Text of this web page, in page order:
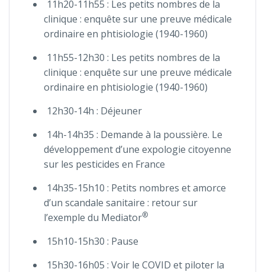
11h20-11h55 : Les petits nombres de la
clinique : enquête sur une preuve médicale
ordinaire en phtisiologie (1940-1960)
11h55-12h30 : Les petits nombres de la
clinique : enquête sur une preuve médicale
ordinaire en phtisiologie (1940-1960)
12h30-14h : Déjeuner
14h-14h35 : Demande à la poussière. Le
développement d’une expologie citoyenne
sur les pesticides en France
14h35-15h10 : Petits nombres et amorce
d’un scandale sanitaire : retour sur
l’exemple du Mediator®
15h10-15h30 : Pause
15h30-16h05 : Voir le COVID et piloter la